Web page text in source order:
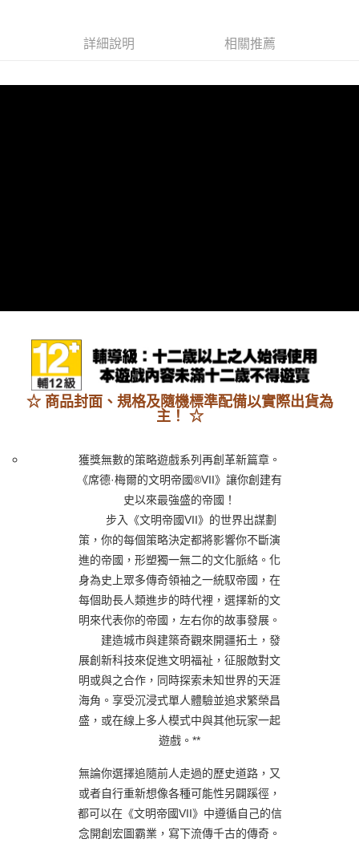
宅配(1-2天到貨)
離島宅配
每筆NT$200
詳細說明 相關推薦
☆ 商品封面、規格及隨機標準配備以實際出貨為
主！ ☆
獲獎無數的策略遊戲系列再創革新篇章。
《席德·梅爾的文明帝國®VII》讓你創建有
史以來最強盛的帝國！
步入《文明帝國VII》的世界出謀劃
策，你的每個策略決定都將影響你不斷演
進的帝國，形塑獨一無二的文化脈絡。化
身為史上眾多傳奇領袖之一統馭帝國，在
每個助長人類進步的時代裡，選擇新的文
明來代表你的帝國，左右你的故事發展。
建造城市與建築奇觀來開疆拓土，發
展創新科技來促進文明福祉，征服敵對文
明或與之合作，同時探索未知世界的天涯
海角。享受沉浸式單人體驗並追求繁榮昌
盛，或在線上多人模式中與其他玩家一起
遊戲。**
無論你選擇追隨前人走過的歷史道路，又
或者自行重新想像各種可能性另闢蹊徑，
都可以在《文明帝國VII》中遵循自己的信
念開創宏圖霸業，寫下流傳千古的傳奇。